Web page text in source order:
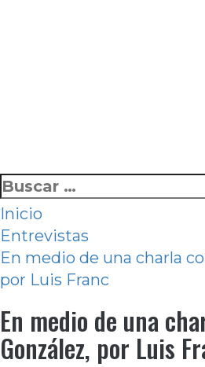
Ir
al
contenido
Buscar:
Inicio
Entrevistas
En medio de una charla
por Luis Franc
En medio de una
González, por Luis